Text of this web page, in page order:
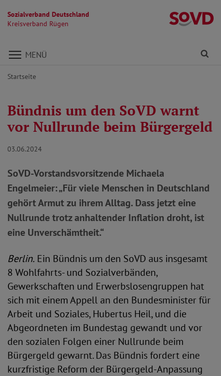
Sozialverband Deutschland
Kreisverband Rügen
Direkt zu den Inhalten springen
MENÜ
Startseite
Bündnis um den SoVD warnt
vor Nullrunde beim Bürgergeld
03.06.2024
SoVD-Vorstandsvorsitzende Michaela
Engelmeier: „Für viele Menschen in Deutschland
gehört Armut zu ihrem Alltag. Dass jetzt eine
Nullrunde trotz anhaltender Inflation droht, ist
eine Unverschämtheit.“
Berlin. Ein Bündnis um den SoVD aus insgesamt
8 Wohlfahrts- und Sozialverbänden,
Gewerkschaften und Erwerbslosengruppen hat
sich mit einem Appell an den Bundesminister für
Arbeit und Soziales, Hubertus Heil, und die
Abgeordneten im Bundestag gewandt und vor
den sozialen Folgen einer Nullrunde beim
Bürgergeld gewarnt. Das Bündnis fordert eine
kurzfristige Reform der Bürgergeld-Anpassung